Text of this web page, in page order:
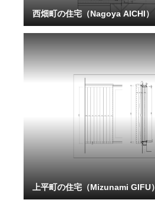
西畑町の住宅（Nagoya AICHI）
上平町の住宅（Mizunami GIFU）